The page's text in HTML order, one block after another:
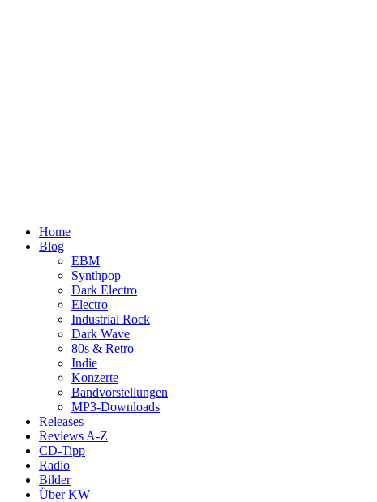
Home
Blog
EBM
Synthpop
Dark Electro
Electro
Industrial Rock
Dark Wave
80s & Retro
Indie
Konzerte
Bandvorstellungen
MP3-Downloads
Releases
Reviews A-Z
CD-Tipp
Radio
Bilder
Über KW